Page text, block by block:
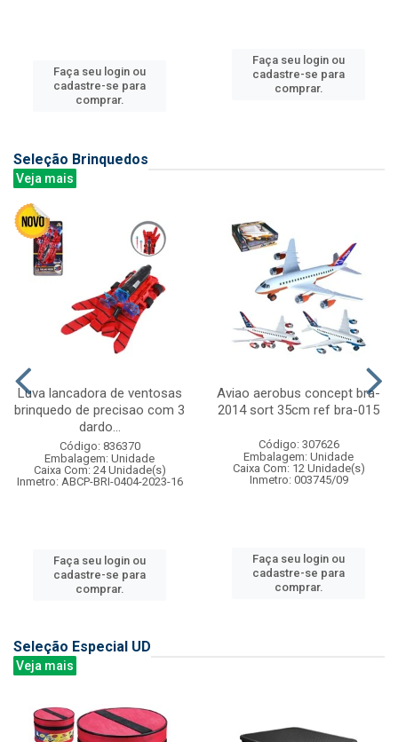
Faça seu login ou
cadastre-se para
comprar.
Faça seu login ou
cadastre-se para
comprar.
Seleção Brinquedos
Veja mais
Luva lancadora de ventosas
brinquedo de precisao com 3
dardo...
Código: 836370
Embalagem: Unidade
Caixa Com: 24 Unidade(s)
Inmetro: ABCP-BRI-0404-2023-16
Faça seu login ou
cadastre-se para
comprar.
Aviao aerobus concept bra-
2014 sort 35cm ref bra-015
Código: 307626
Embalagem: Unidade
Caixa Com: 12 Unidade(s)
Inmetro: 003745/09
Faça seu login ou
cadastre-se para
comprar.
Seleção Especial UD
Veja mais